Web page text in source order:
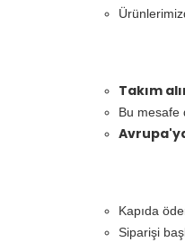
Takım
Bu mesafe
Kapıda
Siparişi